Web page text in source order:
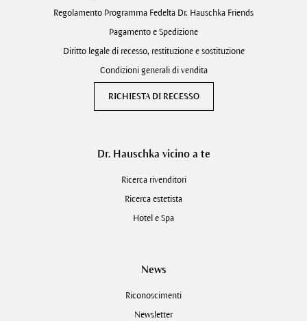
Regolamento Programma Fedeltà Dr. Hauschka Friends
Pagamento e Spedizione
Diritto legale di recesso, restituzione e sostituzione
Condizioni generali di vendita
RICHIESTA DI RECESSO
Dr. Hauschka vicino a te
Ricerca rivenditori
Ricerca estetista
Hotel e Spa
News
Riconoscimenti
Newsletter